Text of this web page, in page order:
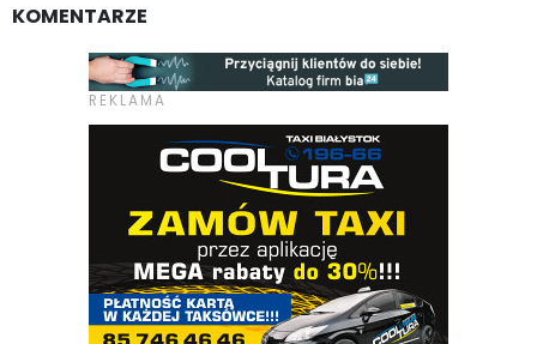
KOMENTARZE